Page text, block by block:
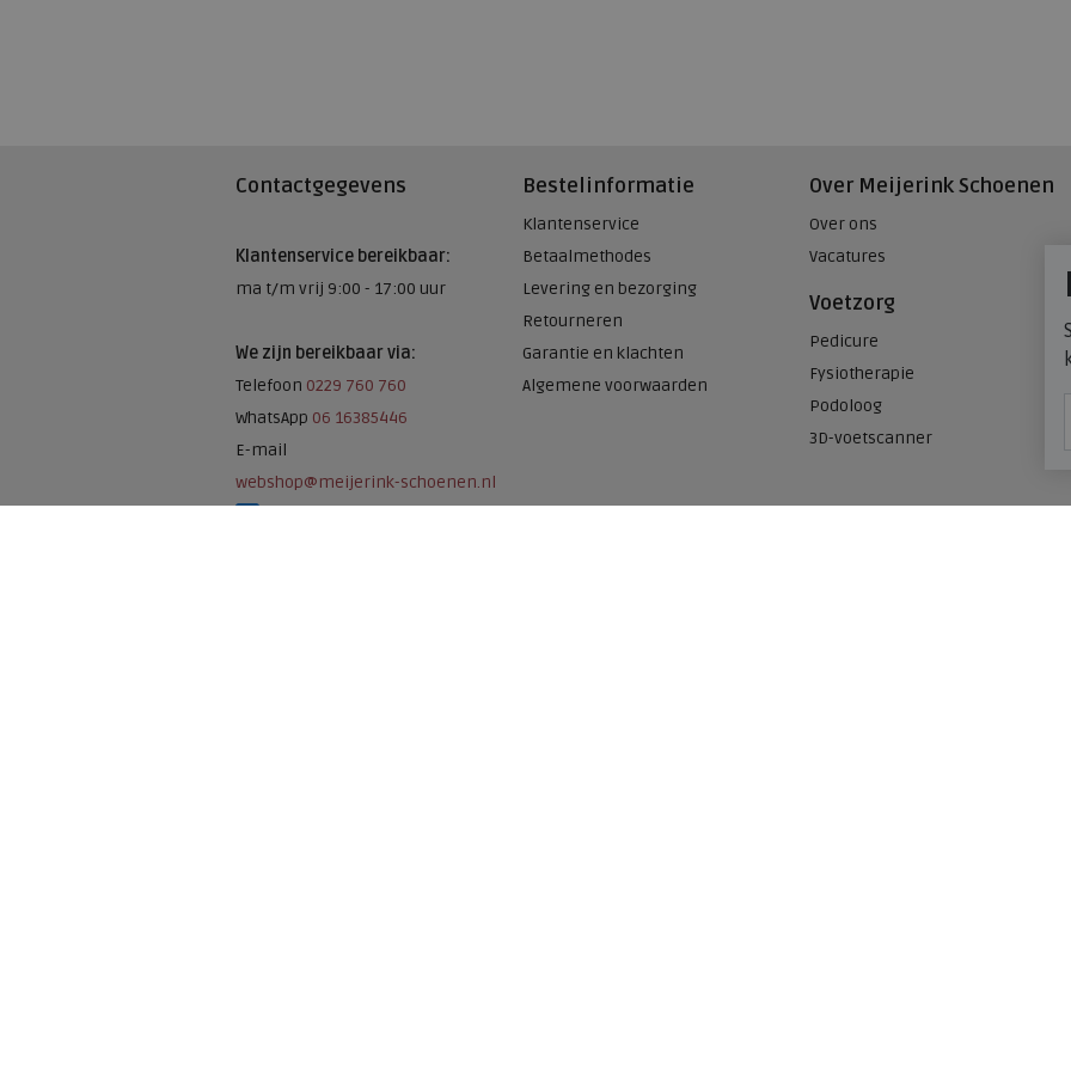
Contactgegevens
Klantenservice bereikbaar:
ma t/m vrij 9:00 - 17:00 uur
We zijn bereikbaar via:
Telefoon 0229 760 760
WhatsApp 06 16385446
E-mail
webshop@meijerink-schoenen.nl
Bestelinformatie
Klantenservice
Betaalmethodes
Levering en bezorging
Retourneren
Garantie en klachten
Algemene voorwaarden
Over Meijerink Schoenen
Over ons
Vacatures
Voetzorg
Pedicure
Fysiotherapie
Podoloog
3D-voetscanner